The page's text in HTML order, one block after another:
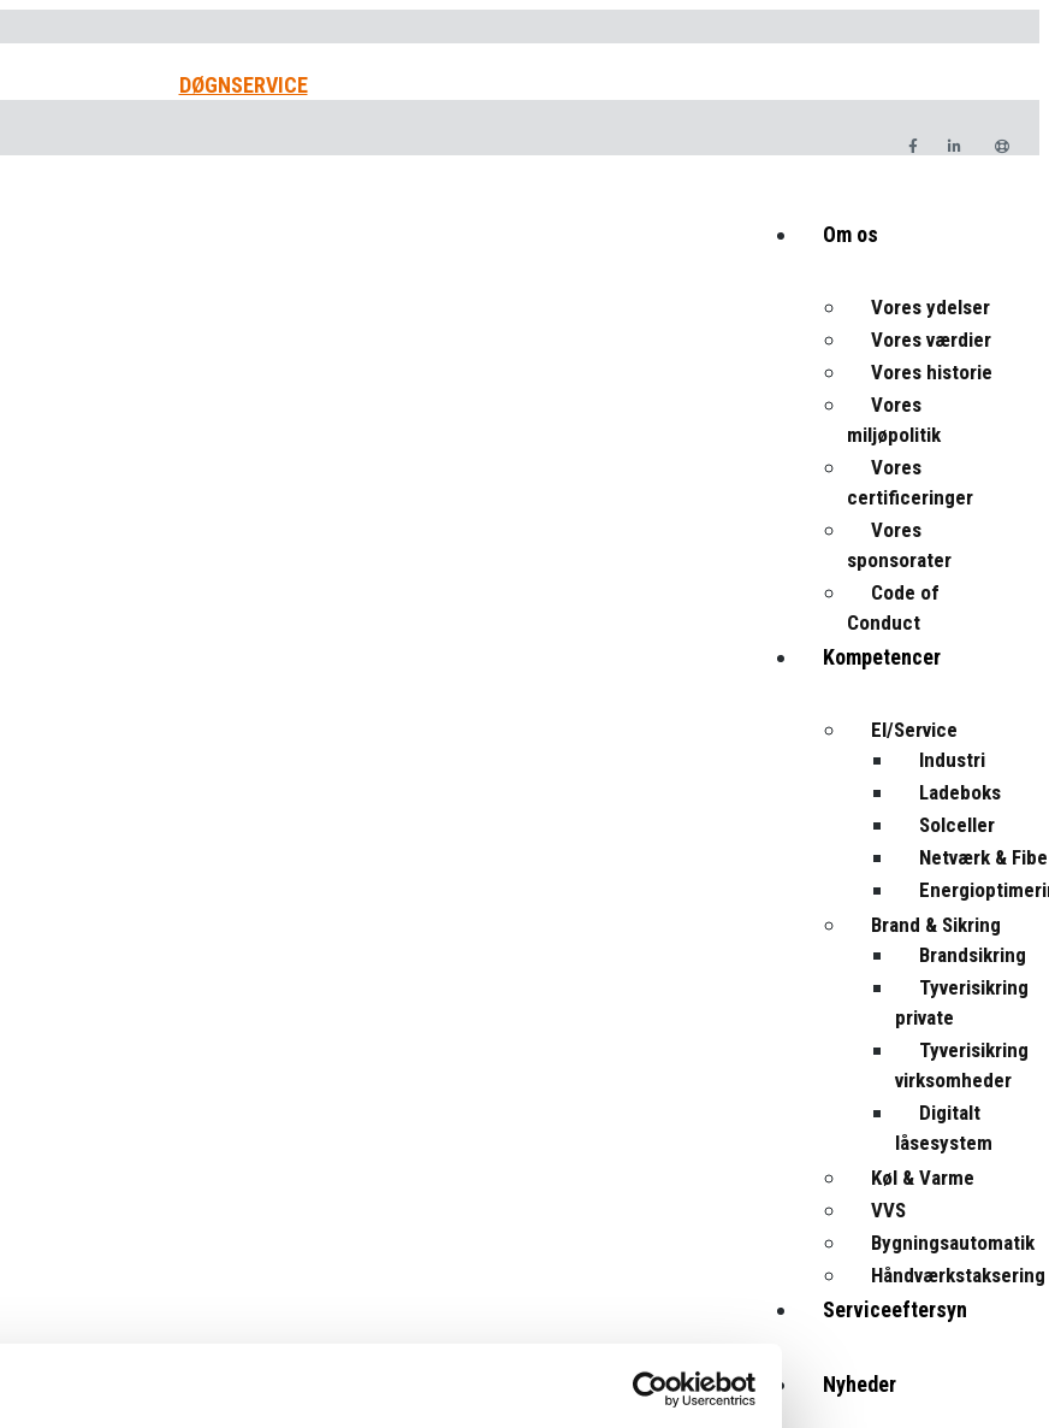
DØGNSERVICE
Om os
Vores ydelser
Vores værdier
Vores historie
Vores
miljøpolitik
Vores
certificeringer
Vores
sponsorater
Code of
Conduct
Kompetencer
El/Service
Industri
Ladeboks
Solceller
Netværk &
Brand & Sikring
Brandsikring
Tyverisikring
private
Tyverisikring
virksomheder
Digitalt
låsesystem
Køl & Varme
VVS
Bygningsautomatik
Håndværkstaksering
Serviceeftersyn
Nyheder